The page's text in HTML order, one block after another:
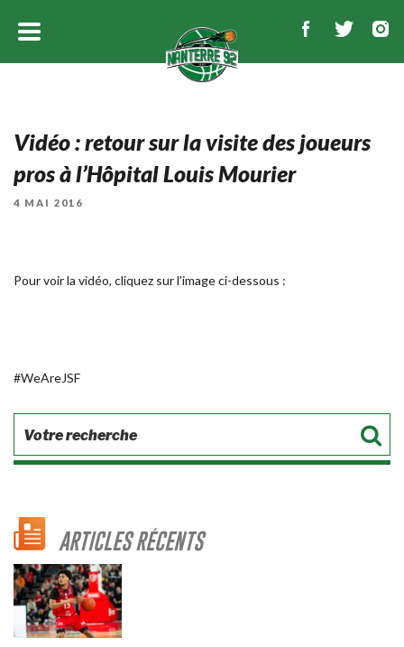
Vidéo : retour sur la visite des joueurs
pros à l’Hôpital Louis Mourier
PUBLIÉ
4 MAI 2016
Pour voir la vidéo, cliquez sur l'image ci-dessous :
#WeAreJSF
ARTICLES RÉCENTS